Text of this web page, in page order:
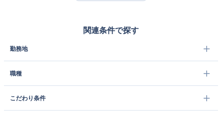
関連条件で探す
勤務地
職種
こだわり条件